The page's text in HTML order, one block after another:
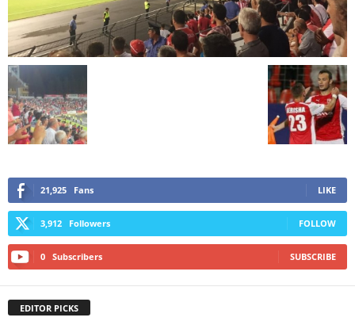
21,925 Fans LIKE
3,912 Followers FOLLOW
0 Subscribers SUBSCRIBE
EDITOR PICKS